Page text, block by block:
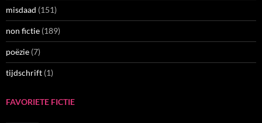
misdaad (151)
non fictie (189)
poëzie (7)
tijdschrift (1)
FAVORIETE FICTIE